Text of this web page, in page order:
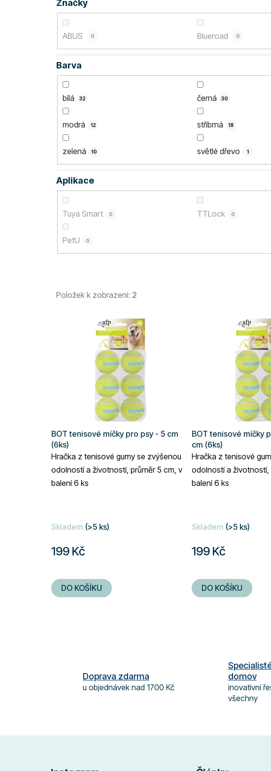
Značky
ABUS 0 Blueroad 0
Barva
bílá 32 černá 30
modrá 12 stříbrná 18
zelená 10 světlé dřevo 1
Aplikace
Tuya Smart 0 TTLock 0
PetU 0
Položek k zobrazení: 2
u
k
t
ů
BOT tenisové míčky pro psy - 5 cm
(6ks)
Hračka z tenisové gumy se zvýšenou
odolností a životností, průměr 5 cm, v
balení 6 ks
Skladem (>5 ks)
199 Kč
DO KOŠÍKU
BOT tenisové míčky
cm (6ks)
Hračka z tenisové
odolností a životností,
balení 6 ks
Skladem (>5 ks)
199 Kč
DO KOŠÍKU
Doprava zdarma
u objednávek nad 1700 Kč
domov
inovativní
všechny